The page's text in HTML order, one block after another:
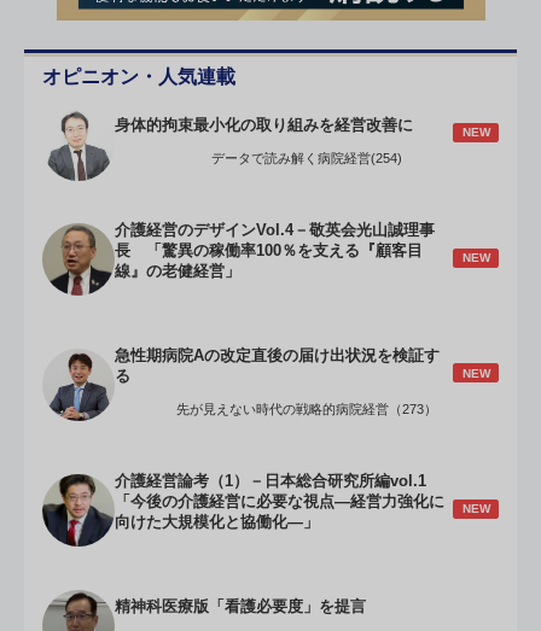
オピニオン・人気連載
身体的拘束最小化の取り組みを経営改善に NEW
データで読み解く病院経営(254)
介護経営のデザインVol.4－敬英会光山誠理事
長 「驚異の稼働率100％を支える『顧客目
線』の老健経営」
NEW
急性期病院Aの改定直後の届け出状況を検証す
る
NEW
先が見えない時代の戦略的病院経営（273）
介護経営論考（1）－日本総合研究所編vol.1
「今後の介護経営に必要な視点―経営力強化に
向けた大規模化と協働化―」
NEW
精神科医療版「看護必要度」を提言